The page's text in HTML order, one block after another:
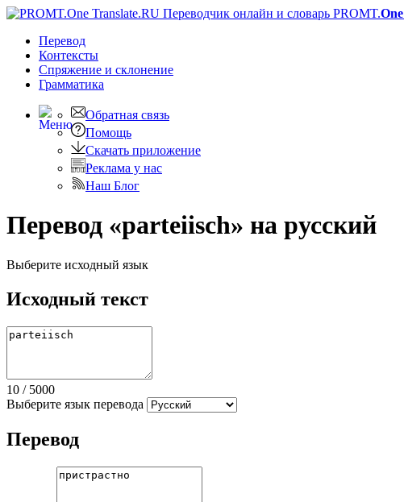
PROMT.One
Перевод
Контексты
Спряжение и склонение
Грамматика
Обратная связь
Помощь
Скачать приложение
Реклама у нас
Наш Блог
Перевод «parteiisch» на русский
Выберите исходный язык
Исходный текст
10 / 5000
Выберите язык перевода
Перевод